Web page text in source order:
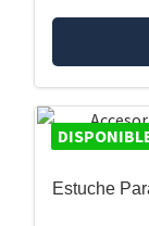
Estuche